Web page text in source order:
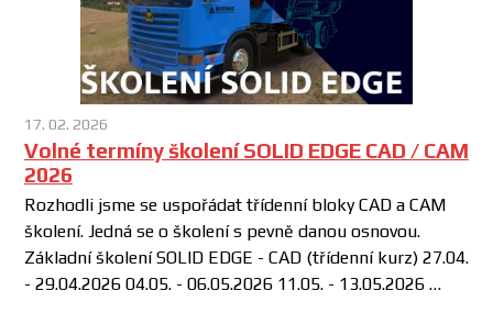
17. 02. 2026
Volné termíny školení SOLID EDGE CAD / CAM
2026
Rozhodli jsme se uspořádat třídenní bloky CAD a CAM
školení. Jedná se o školení s pevně danou osnovou.
Základní školení SOLID EDGE - CAD (třídenní kurz) 27.04.
- 29.04.2026 04.05. - 06.05.2026 11.05. - 13.05.2026 …